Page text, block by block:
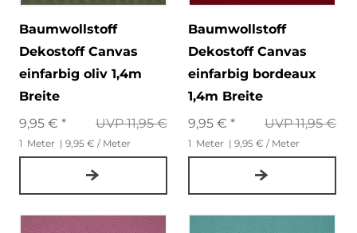
Baumwollstoff
Dekostoff Canvas
einfarbig oliv 1,4m
Breite
UVP 11,95 €
9,95 € *
1 Meter | 9,95 € / Meter
Baumwollstoff
Dekostoff Canvas
einfarbig bordeaux
1,4m Breite
UVP 11,95 €
9,95 € *
1 Meter | 9,95 € / Meter